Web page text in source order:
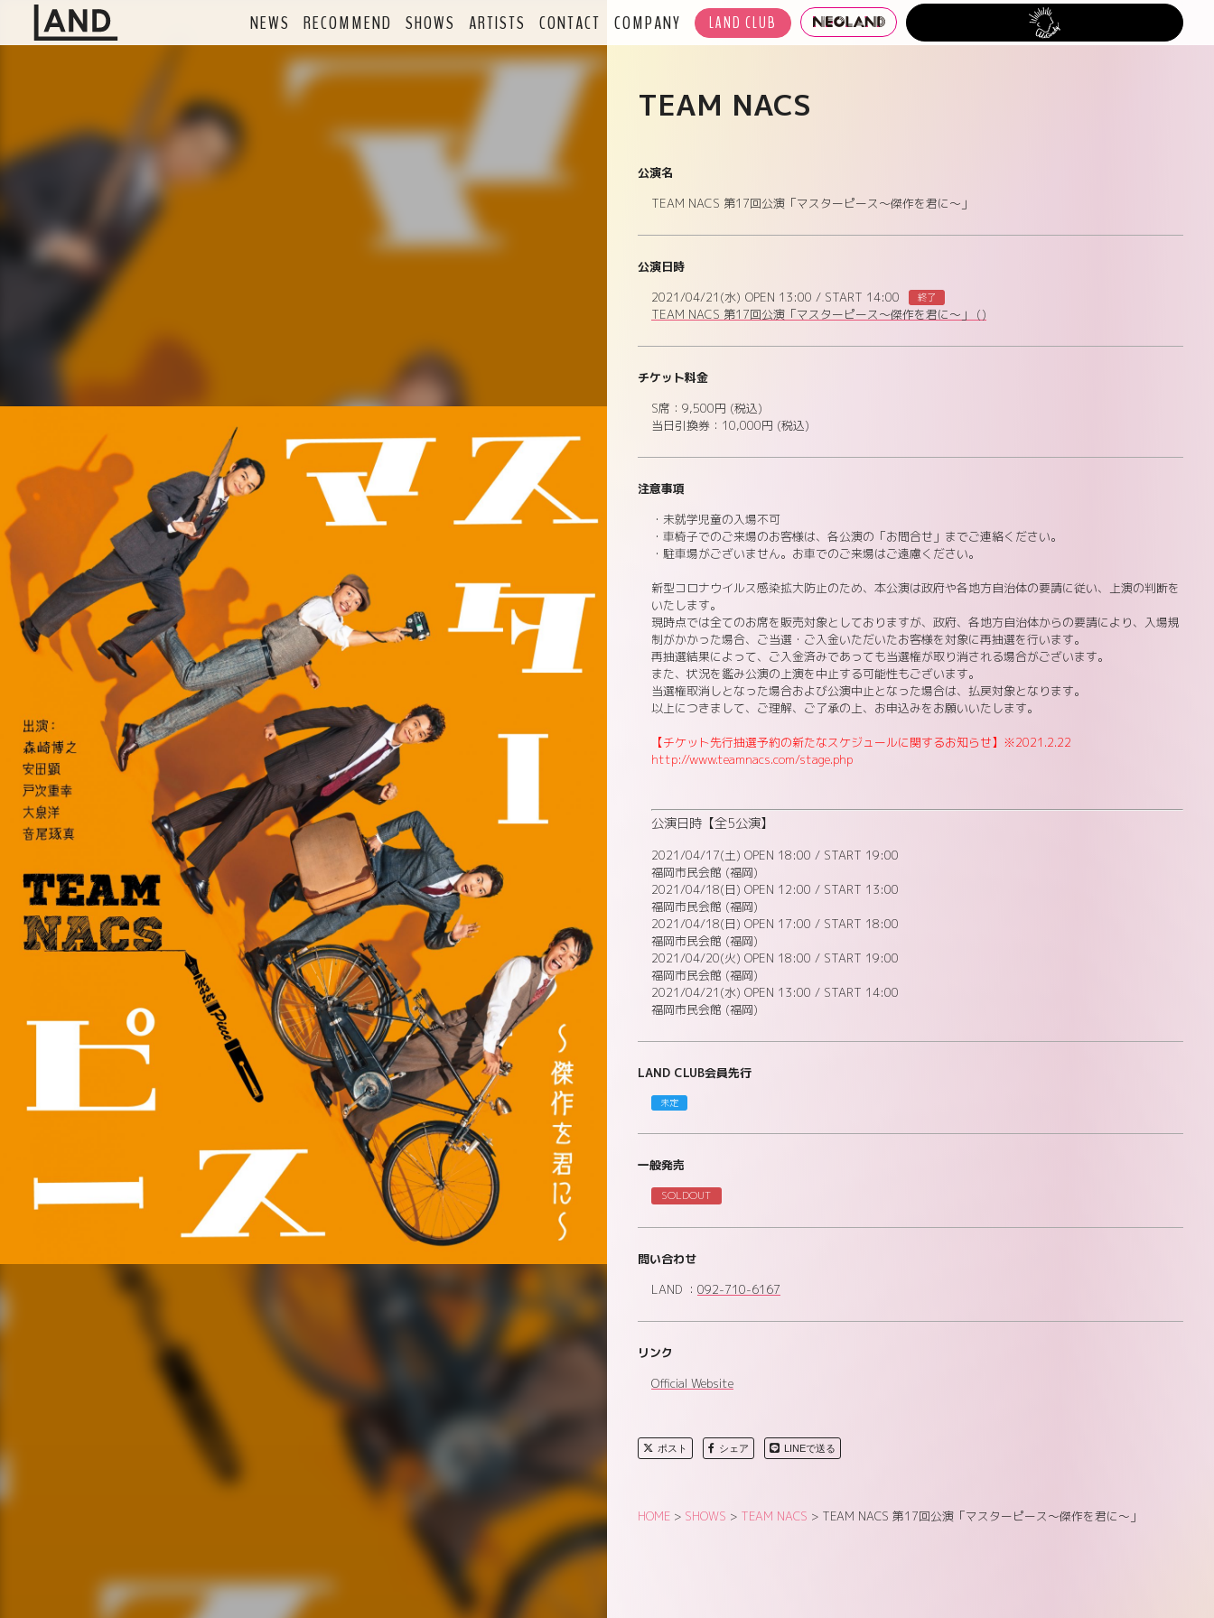
NEWS RECOMMEND SHOWS ARTISTS CONTACT COMPANY LAND CLUB
TEAM NACS
公演名
TEAM NACS 第17回公演「マスターピース～傑作を君に～」
公演日時
2021/04/21(水) OPEN 13:00 /START 14:00 終了
TEAM NACS 第17回公演「マスターピース～傑作を君に～」 ()
チケット料金
S席：9,500円 (税込)
当日引換券：10,000円 (税込)
注意事項
・未就学児童の入場不可
・車椅子でのご来場のお客様は、各公演の「お問合せ」までご連絡ください。
・駐車場がございません。お車でのご来場はご遠慮ください。
新型コロナウイルス感染拡大防止のため、本公演は政府や各地方自治体の要請に従い、上演の判断を
いたします。
現時点では全てのお席を販売対象としておりますが、政府、各地方自治体からの要請により、入場規
制がかかった場合、ご当選・ご入金いただいたお客様を対象に再抽選を行います。
再抽選結果によって、ご入金済みであっても当選権が取り消される場合がございます。
また、状況を鑑み公演の上演を中止する可能性もございます。
当選権取消しとなった場合および公演中止となった場合は、払戻対象となります。
以上につきまして、ご理解、ご了承の上、お申込みをお願いいたします。
【チケット先行抽選予約の新たなスケジュールに関するお知らせ】※2021.2.22
http://www.teamnacs.com/stage.php
公演日時【全5公演】
2021/04/17(土) OPEN 18:00 / START 19:00
福岡市民会館 (福岡)
2021/04/18(日) OPEN 12:00 / START 13:00
福岡市民会館 (福岡)
2021/04/18(日) OPEN 17:00 / START 18:00
福岡市民会館 (福岡)
2021/04/20(火) OPEN 18:00 / START 19:00
福岡市民会館 (福岡)
2021/04/21(水) OPEN 13:00 / START 14:00
福岡市民会館 (福岡)
LAND CLUB会員先行
未定
一般発売
SOLDOUT
問い合わせ
LAND ： 092-710-6167
リンク
Official Website
ポスト シェア LINEで送る
HOME> SHOWS > TEAM NACS > TEAM NACS 第17回公演「マスターピース～傑作を君に～」